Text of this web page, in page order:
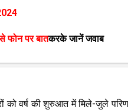
से फोन पर बातकरके जानें जवाब
को वर्ष की शुरुआत में मिले-जुले